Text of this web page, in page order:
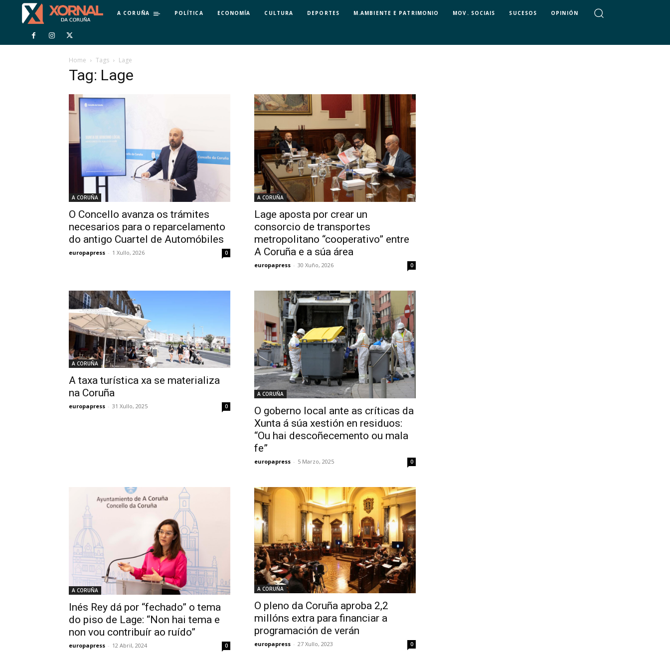
A CORUÑA POLÍTICA ECONOMÍA CULTURA DEPORTES M.AMBIENTE E PATRIMONIO MOV. SOCIAIS SUCESOS OPINIÓN
Home Tags Lage
Tag: Lage
A CORUÑA
O Concello avanza os trámites
necesarios para o reparcelamento
do antigo Cuartel de Automóbiles
europapress - 1 Xullo, 2026 0
A CORUÑA
Lage aposta por crear un
consorcio de transportes
metropolitano “cooperativo” entre
A Coruña e a súa área
europapress - 30 Xuño, 2026 0
A CORUÑA
A taxa turística xa se materializa
na Coruña
europapress - 31 Xullo, 2025 0
A CORUÑA
O goberno local ante as críticas da
Xunta á súa xestión en residuos:
“Ou hai descoñecemento ou mala
fe”
europapress - 5 Marzo, 2025 0
A CORUÑA
Inés Rey dá por “fechado” o tema
do piso de Lage: “Non hai tema e
non vou contribuír ao ruído”
europapress - 12 Abril, 2024 0
A CORUÑA
O pleno da Coruña aproba 2,2
millóns extra para financiar a
programación de verán
europapress - 27 Xullo, 2023 0